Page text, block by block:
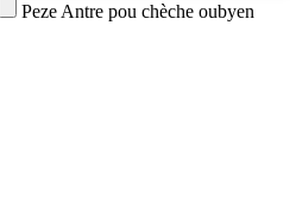
Peze Antre pou chèche oubyen